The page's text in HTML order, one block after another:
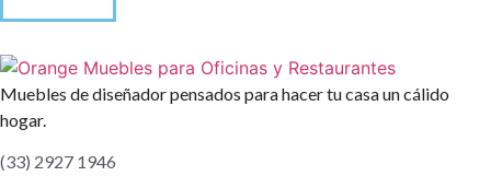
Muebles de diseñador pensados para hacer tu casa un cálido
hogar.
(33) 2927 1946